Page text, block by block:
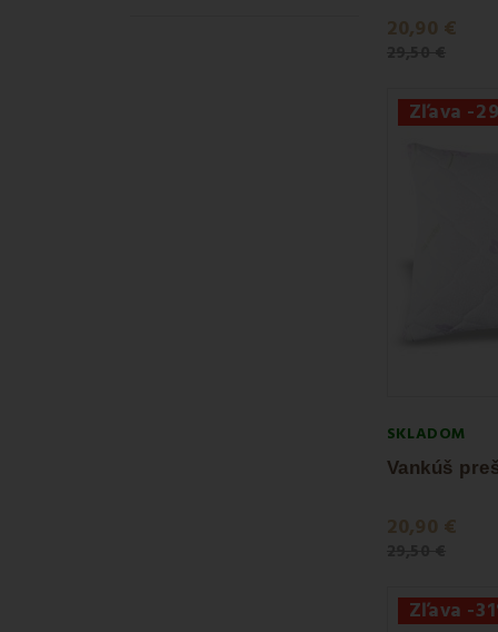
Pokiaľ
Kvalitný
20,90 €
Zľava -
SKLADOM
20,90 €
Zľava -